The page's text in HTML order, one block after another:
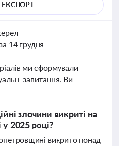
ЕКСПОРТ
14 грудня
ми сформували
запитання. Ви
злочини викриті на
2025 році?
викрито понад